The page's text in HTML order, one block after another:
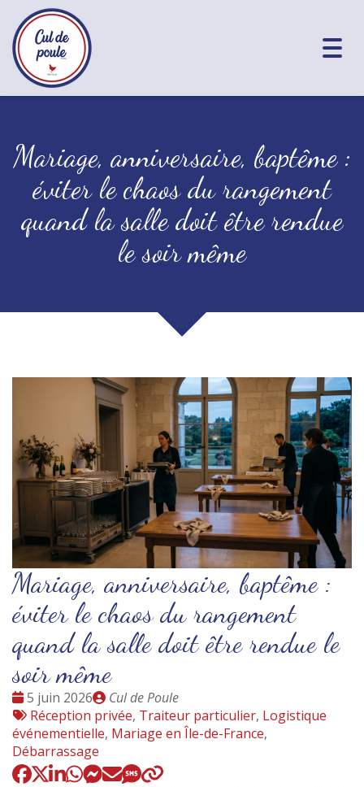
Mariage, anniversaire, baptême :
éviter le chaos du rangement
quand la salle doit être rendue
le soir même
Mariage, anniversaire, baptême :
éviter le chaos du rangement
quand la salle doit être rendue le
soir même
Date
:
5 juin 2026
Publié
par
Cul de Poule
Tags
:
Réception privée, Traiteur particulier, Logistique
événementielle, Mariage en Île-de-France,
Débarrassage